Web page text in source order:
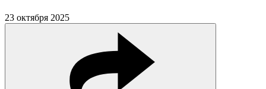
23 октября 2025